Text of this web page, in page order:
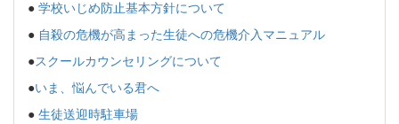
● 学校いじめ防止基本方針について
● 自殺の危機が高まった生徒への危機介入マニュアル
●スクールカウンセリングについて
●いま、悩んでいる君へ
● 生徒送迎時駐車場